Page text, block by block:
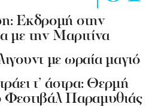
Εκδρομή στην
με την Μαριτίνα
με ωραία μαγιό
τ’ άστρα: Θερμή
Φεστιβάλ Παραμυθιάς